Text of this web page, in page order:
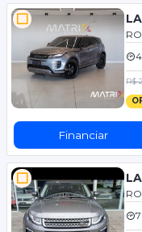
R$
Financiar